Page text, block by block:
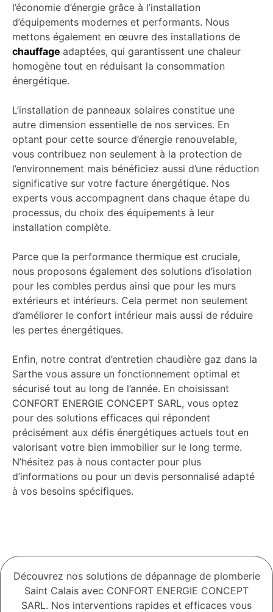
l’économie d’énergie grâce à l’installation
d’équipements modernes et performants. Nous
mettons également en œuvre des installations de
chauffage adaptées, qui garantissent une chaleur
homogène tout en réduisant la consommation
énergétique.
L’installation de panneaux solaires constitue une
autre dimension essentielle de nos services. En
optant pour cette source d’énergie renouvelable,
vous contribuez non seulement à la protection de
l’environnement mais bénéficiez aussi d’une réduction
significative sur votre facture énergétique. Nos
experts vous accompagnent dans chaque étape du
processus, du choix des équipements à leur
installation complète.
Parce que la performance thermique est cruciale,
nous proposons également des solutions d’isolation
pour les combles perdus ainsi que pour les murs
extérieurs et intérieurs. Cela permet non seulement
d’améliorer le confort intérieur mais aussi de réduire
les pertes énergétiques.
Enfin, notre contrat d’entretien chaudière gaz dans la
Sarthe vous assure un fonctionnement optimal et
sécurisé tout au long de l’année. En choisissant
CONFORT ENERGIE CONCEPT SARL, vous optez
pour des solutions efficaces qui répondent
précisément aux défis énergétiques actuels tout en
valorisant votre bien immobilier sur le long terme.
N’hésitez pas à nous contacter pour plus
d’informations ou pour un devis personnalisé adapté
à vos besoins spécifiques.
Découvrez nos solutions de dépannage de plomberie
Saint Calais avec CONFORT ENERGIE CONCEPT
SARL. Nos interventions rapides et efficaces vous